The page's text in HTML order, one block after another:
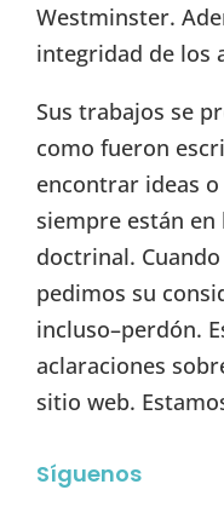
Westminster.
integridad de los
Sus trabajos se
como fueron
encontrar ideas
siempre están
doctrinal.
pedimos su
incluso–perdón.
aclaraciones
sitio web.
Síguenos